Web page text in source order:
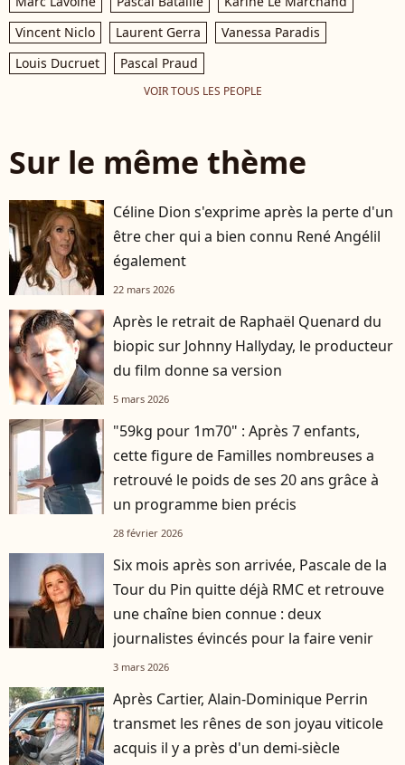
Vincent Niclo
Laurent Gerra
Vanessa Paradis
Louis Ducruet
Pascal Praud
VOIR TOUS LES PEOPLE
Sur le même thème
Céline Dion s'exprime après la perte d'un
être cher qui a bien connu René Angélil
également
22 mars 2026
Après le retrait de Raphaël Quenard du
biopic sur Johnny Hallyday, le producteur
du film donne sa version
5 mars 2026
"59kg pour 1m70" : Après 7 enfants,
cette figure de Familles nombreuses a
retrouvé le poids de ses 20 ans grâce à
un programme bien précis
28 février 2026
Six mois après son arrivée, Pascale de la
Tour du Pin quitte déjà RMC et retrouve
une chaîne bien connue : deux
journalistes évincés pour la faire venir
3 mars 2026
Après Cartier, Alain-Dominique Perrin
transmet les rênes de son joyau viticole
acquis il y a près d'un demi-siècle